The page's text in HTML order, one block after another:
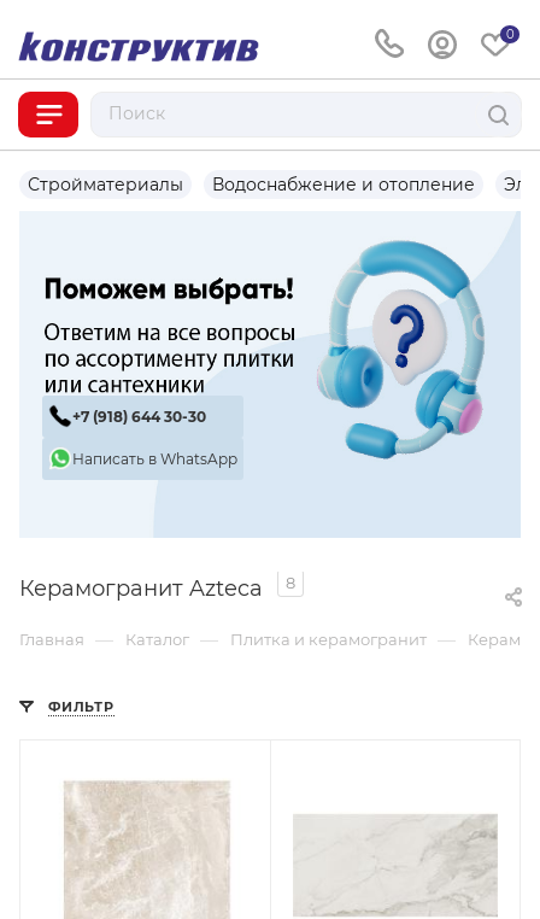
0
Стройматериалы Водоснабжение и отопление
+7 (918) 644 30-30
Написать в WhatsApp
Керамогранит Azteca 8
Главная — Каталог — Плитка и керамогранит —
ФИЛЬТР